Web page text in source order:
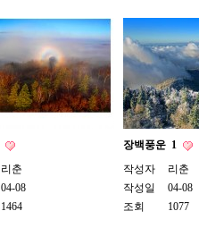
리춘
04-08
1464
장백풍운 1
작성자
리춘
작성일
04-08
조회
1077